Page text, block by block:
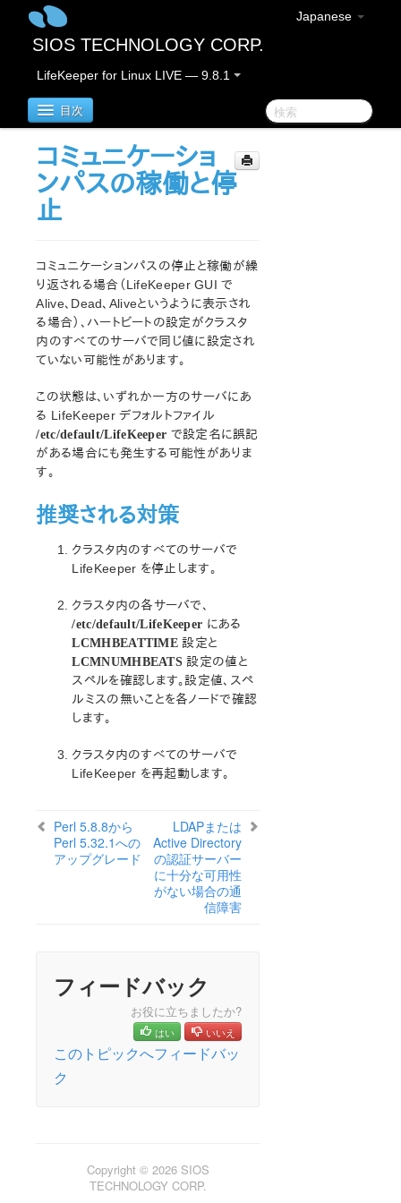
Japanese
SIOS TECHNOLOGY CORP.
LifeKeeper for Linux LIVE — 9.8.1
目次
LifeKeeper for Linux
LifeKeeper for Linux リリースノート
新機能
バグの修正 / Hotfixes
廃止された機能
LifeKeeperコンポーネント
システム要件
オープンソースパッケージ
既知の問題
テクニカルノート
LifeKeeper for Linux スタートアップガイド
LifeKeeper for Linux インストレーションガイド
LifeKeeper ソフトウェアのパッケージ
LifeKeeper 環境のプランニング
LifeKeeper 環境のセットアップ
LifeKeeperソフトウェアのインストール
セットアップスクリプトの操作
LifeKeeper インストールの確認
LifeKeeperのアップデート
LifeKeeper を使用したノードの OS / カーネルのアップデ
LifeKeeper for Linux テクニカルドキュメンテーション
lkbackup
LifeKeeper
はじめに
インストールと設定
ソリューション
LifeKeeper が開始するフェイルオーバーの一般的
な原因
既知の問題と制限
コミュニケーションパスの稼働と停止
LifeKeeper サーバ障害からの復旧
コミュニケーショ
ンパスの稼働と停
止
コミュニケーションパスの停止と稼働が繰
り返される場合（LifeKeeper GUI で
Alive、Dead、Aliveというように表示され
る場合）、ハートビートの設定がクラスタ
内のすべてのサーバで同じ値に設定され
ていない可能性があります。
この状態は、いずれか一方のサーバにあ
る LifeKeeper デフォルトファイル
/etc/default/LifeKeeper で設定名に誤記
がある場合にも発生する可能性がありま
す。
推奨される対策
クラスタ内のすべてのサーバで
LifeKeeper を停止します。
クラスタ内の各サーバで、
/etc/default/LifeKeeper にある
LCMHBEATTIME 設定と
LCMNUMHBEATS 設定の値と
スペルを確認します。設定値、スペ
ルミスの無いことを各ノードで確認
します。
クラスタ内のすべてのサーバで
LifeKeeper を再起動します。
Perl 5.8.8から
Perl 5.32.1への
アップグレード
LDAPまたは
Active Directory
の認証サーバー
に十分な可用性
がない場合の通
信障害
フィードバック
お役に立ちましたか?
はい いいえ
このトピックへフィードバッ
ク
Copyright © 2026 SIOS
TECHNOLOGY CORP.